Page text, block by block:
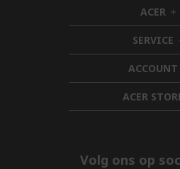
ACER h
i
d
d
e
n
SERVICE
i
d
ACCOUNT
ACER
Volg ons op